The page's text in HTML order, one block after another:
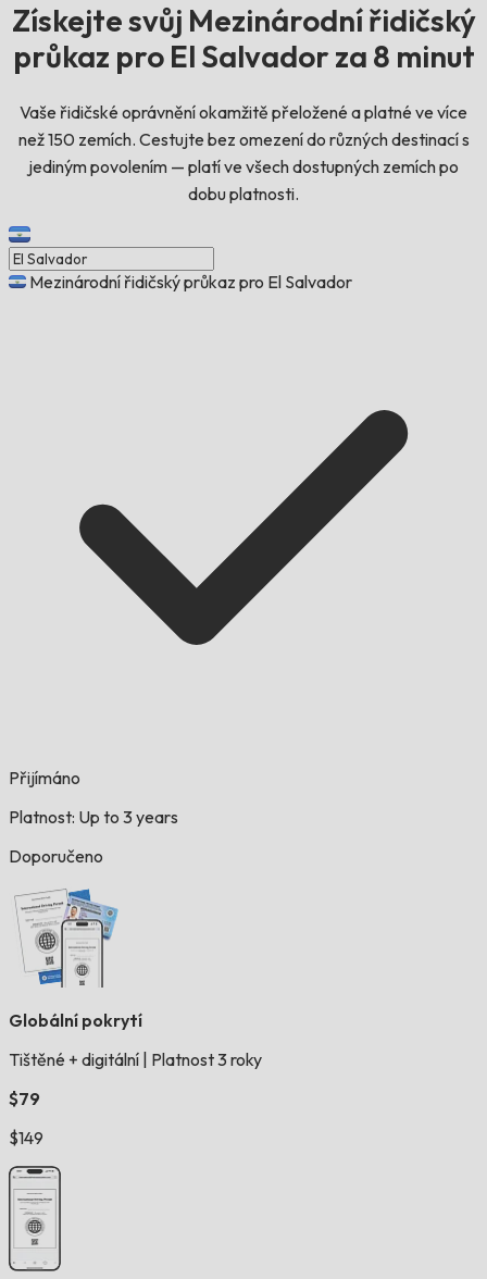
Získejte svůj Mezinárodní řidičský
průkaz pro El Salvador za 8 minut
Vaše řidičské oprávnění okamžitě přeložené a platné ve více
než 150 zemích. Cestujte bez omezení do různých destinací s
jediným povolením — platí ve všech dostupných zemích po
dobu platnosti.
Mezinárodní řidičský průkaz pro El Salvador
Přijímáno
Platnost: Up to 3 years
Doporučeno
Globální pokrytí
Tištěné + digitální Platnost 3 roky
$79
$149